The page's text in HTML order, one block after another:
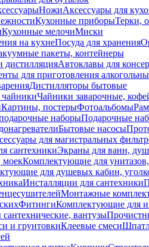
НожиАксессуары для
Кухонные приборыТерки,
Кухонные мелочиМиски
на кухнеПосуда для хранения
пакеты, контейнеры
дистилляцияАвтоклавы для
для приготовления
Дистилляторы бытовые
чайникиЧайники заварочные,
Картины, постерыФотоальбомы
наборыПодарочные
Бытовые насосы
для магистральных
сантехникиЭкраны для ванн,
моекКомплектующие для
для душевых кабин,
Инсталляции для сантехники
Монтажные
ФитингиКомплектующие для
вантузы
и грунтовкиКлеевые смеси